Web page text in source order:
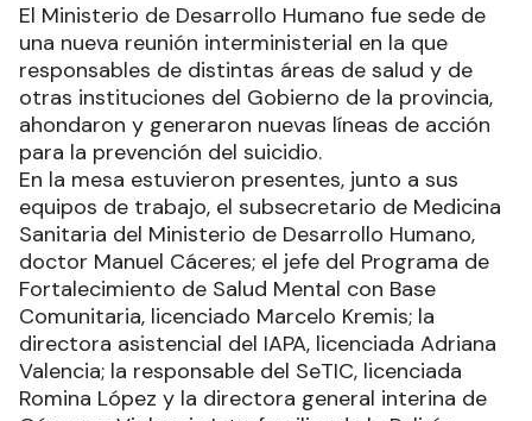
El Ministerio de Desarrollo Humano fue sede de
una nueva reunión interministerial en la que
responsables de distintas áreas de salud y de
otras instituciones del Gobierno de la provincia,
ahondaron y generaron nuevas líneas de acción
para la prevención del suicidio.
En la mesa estuvieron presentes, junto a sus
equipos de trabajo, el subsecretario de Medicina
Sanitaria del Ministerio de Desarrollo Humano,
doctor Manuel Cáceres; el jefe del Programa de
Fortalecimiento de Salud Mental con Base
Comunitaria, licenciado Marcelo Kremis; la
directora asistencial del IAPA, licenciada Adriana
Valencia; la responsable del SeTIC, licenciada
Romina López y la directora general interina de